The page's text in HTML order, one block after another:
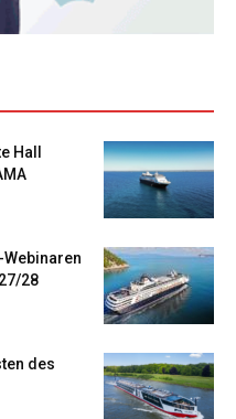
Hall
28
des